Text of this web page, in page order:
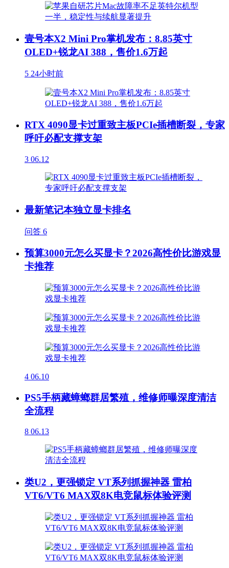
壹号本X2 Mini Pro掌机发布：8.85英寸
OLED+锐龙AI 388，售价1.6万起
5 24小时前
RTX 4090显卡过重致主板PCIe插槽断裂，专家
呼吁必配支撑支架
3 06.12
最新笔记本独立显卡排名
问答 6
预算3000元怎么买显卡？2026高性价比游戏显
卡推荐
4 06.10
PS5手柄藏蟑螂群居繁殖，维修师曝深度清洁
全流程
8 06.13
类U2，更强锁定 VT系列抓握神器 雷柏
VT6/VT6 MAX双8K电竞鼠标体验评测